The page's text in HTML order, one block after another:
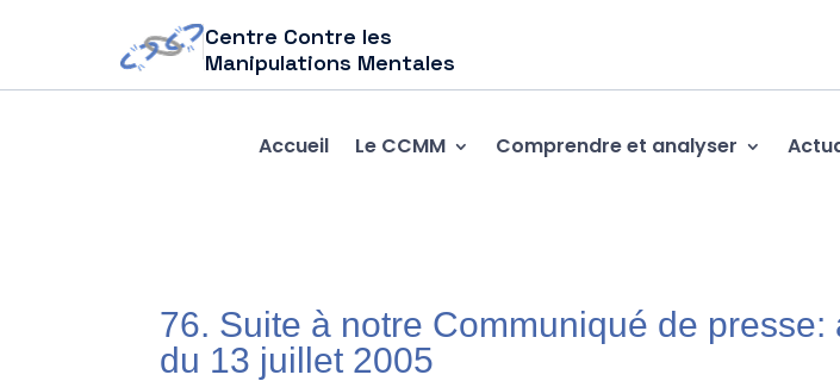
Centre Contre les
Manipulations Mentales
Accueil Le CCMM Comprendre et analyser
76. Suite à notre Communiqué de presse:
du 13 juillet 2005